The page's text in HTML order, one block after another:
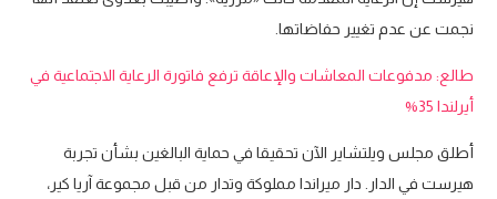
نجمت عن عدم تغيير حفاضاتها.
طالع: مدفوعات المعاشات والإعاقة ترفع فاتورة الرعاية الاجتماعية في
أيرلندا 35%
أطلق مجلس ويلتشاير الآن تحقيقا في حماية البالغين بشأن تجربة
هيرست في الدار. دار ميراندا مملوكة وتدار من قبل مجموعة آريا كير،